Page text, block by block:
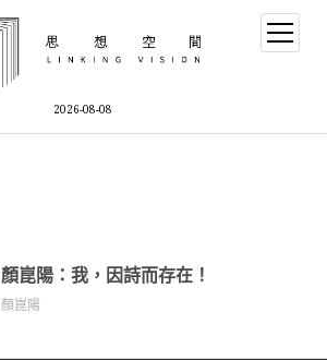
2026-08-08
顏崑陽：我，因詩而存在！
顏崑陽